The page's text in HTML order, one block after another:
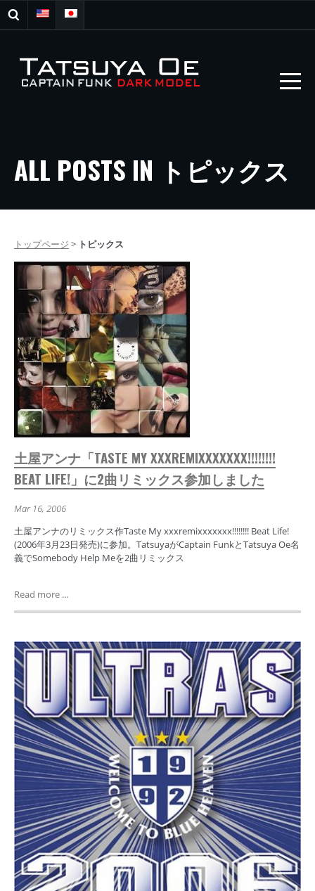
ALL POSTS IN トピックス
トップページ > トピックス
土屋アンナ「TASTE MY XXXREMIXXXXXXX!!!!!!!!
BEAT LIFE!」に2曲リミックス参加しました
Mar 16, 2006
土屋アンナのリミックス作Taste My xxxremixxxxxxx!!!!!!!! Beat Life!
(2006年3月23日発売)に参加。TatsuyaがCaptain FunkとTatsuya Oe名
義でSomebody Help Meを2曲リミックス
Read more ...